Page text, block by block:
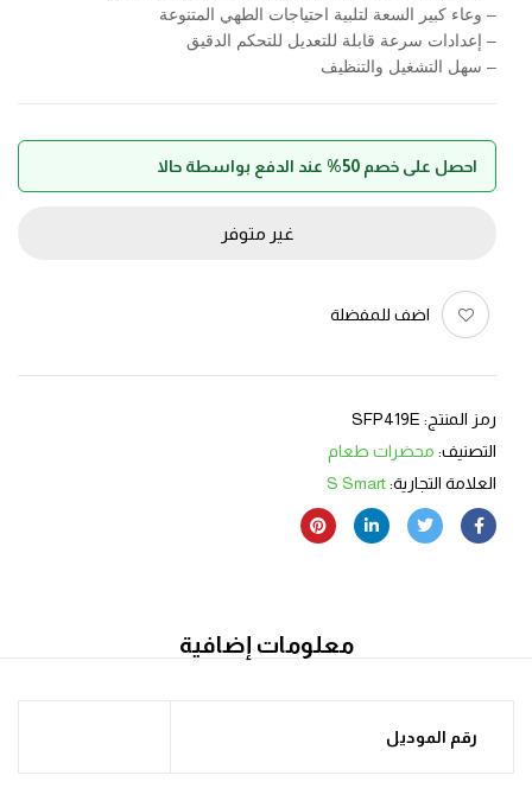
– وعاء كبير السعة لتلبية احتياجات الطهي المتنوعة
– إعدادات سرعة قابلة للتعديل للتحكم الدقيق
– سهل التشغيل والتنظيف
احصل على خصم 50% عند الدفع بواسطة حالا
غير متوفر
اضف للمفضلة
رمز المنتج: SFP419E
التصنيف: محضرات طعام
العلامة التجارية:S Smart
معلومات إضافية
رقم الموديل